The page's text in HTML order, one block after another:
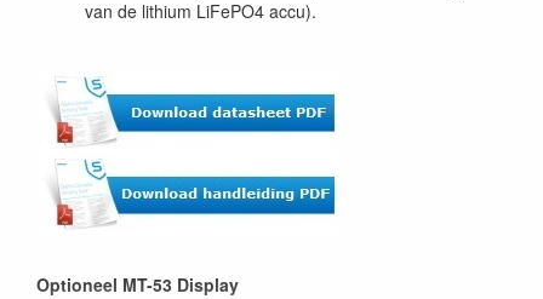
van de lithium LiFePO4 accu).
Optioneel MT-53 Display